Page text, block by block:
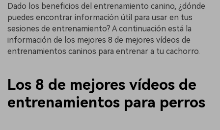
Dado los beneficios del entrenamiento canino, ¿dónde
puedes encontrar información útil para usar en tus
sesiones de entrenamiento? A continuación está la
información de los mejores 8 de mejores vídeos de
entrenamientos caninos para entrenar a tu cachorro.
Los 8 de mejores vídeos de
entrenamientos para perros